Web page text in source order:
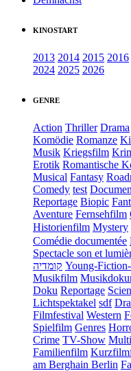
KINOSTART
2013 2014 2015 2016
2024 2025 2026
GENRE
Action Thriller Drama
Komödie Romanze
Musik Kriegsfilm
Erotik Romantische
Musical Fantasy
Comedy test
Reportage Biopic
Aventure Fernsehfilm
Historienfilm Mystery
Comédie documentée
Spectacle son et
קומדיה Young-
Musikfilm
Doku Reportage
Lichtspektakel sdf
Filmfestival Western
Spielfilm Genres
Crime TV-Show
Familienfilm
am Berghain Berlin